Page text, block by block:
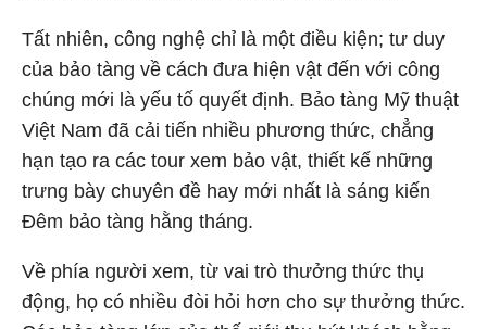
Tất nhiên, công nghệ chỉ là một điều kiện; tư duy
của bảo tàng về cách đưa hiện vật đến với công
chúng mới là yếu tố quyết định. Bảo tàng Mỹ thuật
Việt Nam đã cải tiến nhiều phương thức, chẳng
hạn tạo ra các tour xem bảo vật, thiết kế những
trưng bày chuyên đề hay mới nhất là sáng kiến
Đêm bảo tàng hằng tháng.
Về phía người xem, từ vai trò thưởng thức thụ
động, họ có nhiều đòi hỏi hơn cho sự thưởng thức.